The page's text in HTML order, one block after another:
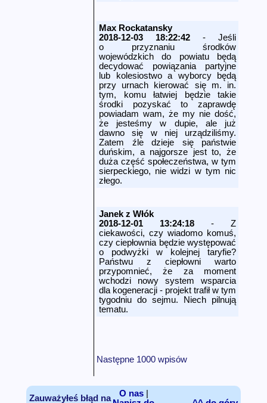
Max Rockatansky
2018-12-03 18:22:42 - Jeśli
o przyznaniu środków
wojewódzkich do powiatu będą
decydować powiązania partyjne
lub kolesiostwo a wyborcy będą
przy urnach kierować się m. in.
tym, komu łatwiej będzie takie
środki pozyskać to zaprawdę
powiadam wam, że my nie dość,
że jesteśmy w dupie, ale już
dawno się w niej urządziliśmy.
Zatem źle dzieje się państwie
duńskim, a najgorsze jest to, że
duża część społeczeństwa, w tym
sierpeckiego, nie widzi w tym nic
złego.
Janek z Włók
2018-12-01 13:24:18 - Z
ciekawości, czy wiadomo komuś,
czy ciepłownia będzie występować
o podwyżki w kolejnej taryfie?
Państwu z ciepłowni warto
przypomnieć, że za moment
wchodzi nowy system wsparcia
dla kogeneracji - projekt trafił w tym
tygodniu do sejmu. Niech pilnują
tematu.
Następne 1000 wpisów
Zauważyłeś błąd na
O nas|